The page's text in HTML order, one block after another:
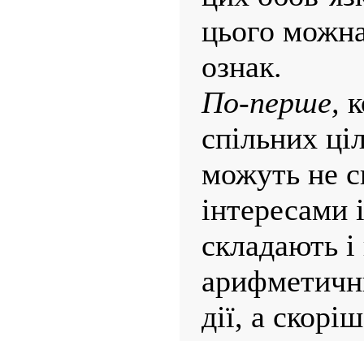
цього
ознак.
По-перше,
спільних
можуть не
інтересами
складають
дії, а